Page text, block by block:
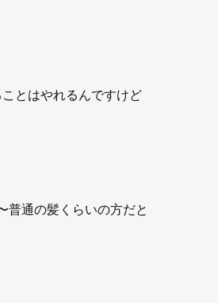
とはやれるんですけど
普通の髪くらいの方だと